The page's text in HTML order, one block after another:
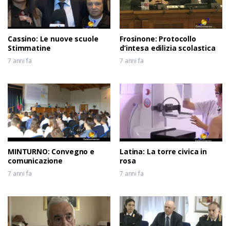
Cassino: Le nuove scuole
Stimmatine
7 anni fa
Frosinone: Protocollo
d’intesa edilizia scolastica
7 anni fa
MINTURNO: Convegno e
comunicazione
7 anni fa
Latina: La torre civica in
rosa
7 anni fa